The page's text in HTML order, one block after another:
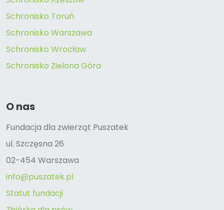
Schronisko Toruń
Schronisko Warszawa
Schronisko Wrocław
Schronisko Zielona Góra
O nas
Fundacja dla zwierząt Puszatek
ul. Szczęsna 26
02-454 Warszawa
info@puszatek.pl
Statut fundacji